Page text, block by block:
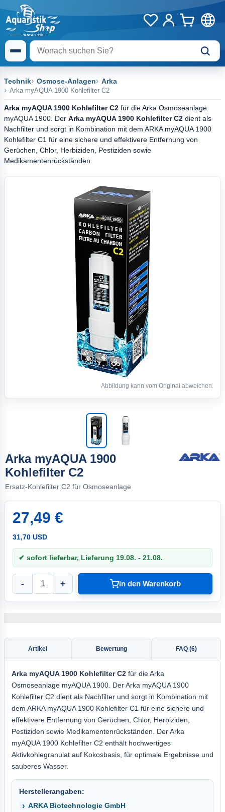
Technik Osmose-Anlagen Arka
Arka myAQUA 1900 Kohlefilter C2
Arka myAQUA 1900 Kohlefilter C2 für die Arka Osmoseanlage
myAQUA 1900. Der Arka myAQUA 1900 Kohlefilter C2 dient als
Nachfilter und sorgt in Kombination mit dem ARKA myAQUA 1900
Kohlefilter C1 für eine sichere und effektivere Entfernung von
Gerüchen, Chlor, Herbiziden, Pestiziden sowie
Medikamentenrückständen.
Abbildung kann vom Original abweichen.
Arka myAQUA 1900
Kohlefilter C2
Ersatz-Kohlefilter C2 für Osmoseanlage
27,49 €
31,70 USD
✔ sofort lieferbar, Lieferung 19.08. - 21.08.
- + in den Warenkorb
Artikel Bewertung FAQ (6)
Arka myAQUA 1900 KohlefilterC2 für die Arka
Osmoseanlage myAQUA 1900. Der Arka myAQUA 1900
Kohlefilter C2 dient als Nachfilter und sorgt in Kombination mit
dem ARKA myAQUA 1900 Kohlefilter C1 für eine sichere und
effektivere Entfernung von Gerüchen, Chlor, Herbiziden,
Pestiziden sowie Medikamentenrückständen. Der Arka
myAQUA 1900 Kohlefilter C2 enthält hochwertiges
Aktivkohlegranulat auf Kokosbasis, für optimale Ergebnisse und
sauberes Wasser.
Herstellerangaben:
ARKA Biotechnologie GmbH